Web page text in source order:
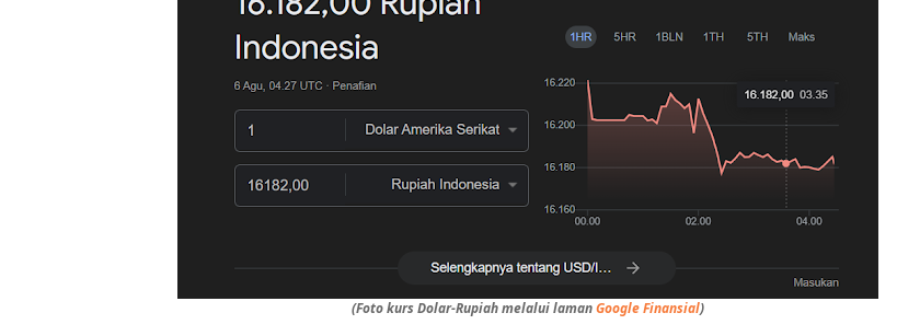
(Foto kurs Dolar-Rupiah melalui lamanGoogle Finansial)